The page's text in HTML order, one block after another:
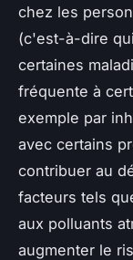
chez les
(c'est-à-dire
certaines
fréquente à
exemple par
avec certains
contribuer au
facteurs tels
aux polluants
augmenter le